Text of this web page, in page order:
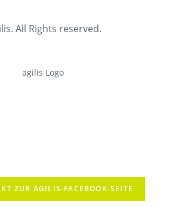
All Rights reserved.
ZUR AGILIS-FACEBOOK-SEITE